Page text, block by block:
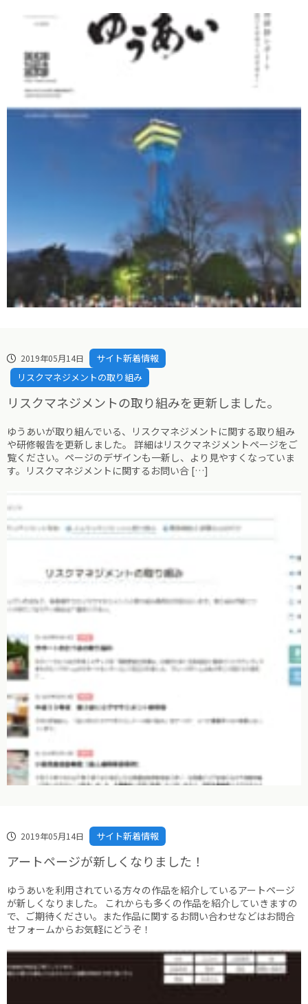
2019年05月14日
サイト新着情報
リスクマネジメントの取り組み
リスクマネジメントの取り組みを更新しました。
ゆうあいが取り組んでいる、リスクマネジメントに関する取り組み
や研修報告を更新しました。 詳細はリスクマネジメントページをご
覧ください。ページのデザインも一新し、より見やすくなっていま
す。リスクマネジメントに関するお問い合 […]
2019年05月14日 サイト新着情報
アートページが新しくなりました！
ゆうあいを利用されている方々の作品を紹介しているアートページ
が新しくなりました。 これからも多くの作品を紹介していきますの
で、ご期待ください。また作品に関するお問い合わせなどはお問合
せフォームからお気軽にどうぞ！